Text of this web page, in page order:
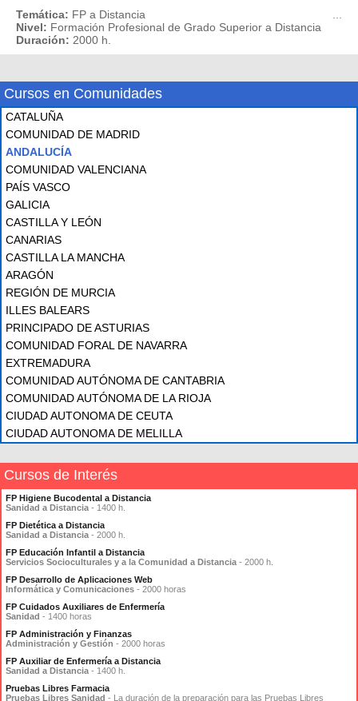
Temática: FP a Distancia
Nivel: Formación Profesional de Grado Superior a Distancia
Duración: 2000 h.
Cursos en Comunidades
CATALUÑA
COMUNIDAD DE MADRID
ANDALUCÍA
COMUNIDAD VALENCIANA
PAÍS VASCO
GALICIA
CASTILLA Y LEÓN
CANARIAS
CASTILLA LA MANCHA
ARAGÓN
REGIÓN DE MURCIA
ILLES BALEARS
PRINCIPADO DE ASTURIAS
COMUNIDAD FORAL DE NAVARRA
EXTREMADURA
COMUNIDAD AUTÓNOMA DE CANTABRIA
COMUNIDAD AUTÓNOMA DE LA RIOJA
CIUDAD AUTONOMA DE CEUTA
CIUDAD AUTONOMA DE MELILLA
Cursos de Interés
FP Higiene Bucodental a Distancia
Sanidad a Distancia - 1400 h.
FP Dietética a Distancia
Sanidad a Distancia - 2000 h.
FP Educación Infantil a Distancia
Servicios Socioculturales y a la Comunidad a Distancia - 2000 h.
FP Desarrollo de Aplicaciones Web
Informática y Comunicaciones - 2000 horas
FP Cuidados Auxiliares de Enfermería
Sanidad - 1400 horas
FP Administración y Finanzas
Administración y Gestión - 2000 horas
FP Auxiliar de Enfermería a Distancia
Sanidad a Distancia - 1400 h.
Pruebas Libres Farmacia
Pruebas Libres Sanidad - La duración de la preparación para las Pruebas Libres